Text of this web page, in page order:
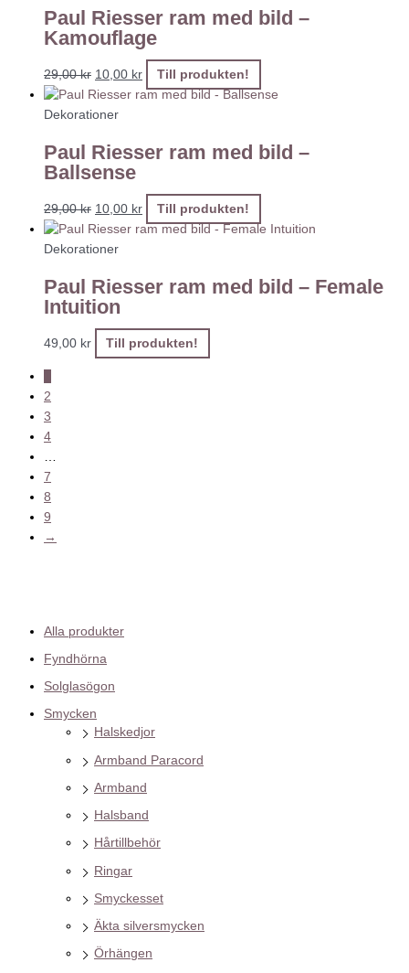
Alla produkter
Fyndhörna
Solglasögon
Smycken
Halskedjor
Armband Paracord
Armband
Halsband
Hårtillbehör
Ringar
Smyckesset
Äkta silversmycken
Örhängen
Paul Riesser ram med bild –
Kamouflage
29,00kr 10,00 kr Till produkten!
Dekorationer
Paul Riesser ram med bild –
Ballsense
29,00kr 10,00 kr Till produkten!
Dekorationer
Paul Riesser ram med bild – Female
Intuition
49,00 kr Till produkten!
2
3
4
7
8
9
→